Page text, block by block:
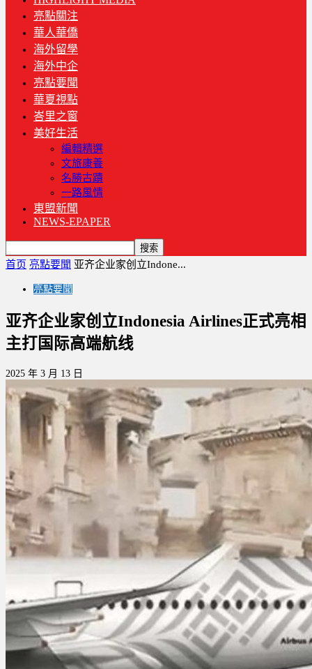
亮點關注
華人華僑
海外留學
海外中企
亮點要聞
華夏視點
峇里之窗
美好生活
編輯精選
文旅康養
名勝古蹟
一路風情
東盟新聞
NEWS-EPAPER
首页 亮點要聞 亚齐企业家创立Indone...
亮點要聞
亚齐企业家创立Indonesia Airlines正式亮相
主打国际高端航线
2025 年 3 月 13 日